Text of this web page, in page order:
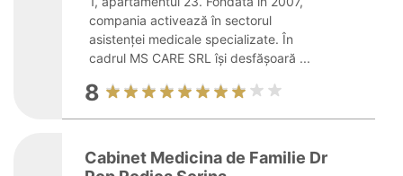
compania activează în sectorul
asistenței medicale specializate. În
cadrul MS CARE SRL își desfășoară ...
8
Cabinet Medicina de Familie Dr